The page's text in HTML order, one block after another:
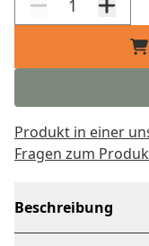
Produkt in einer
Fragen zum
Beschreibung